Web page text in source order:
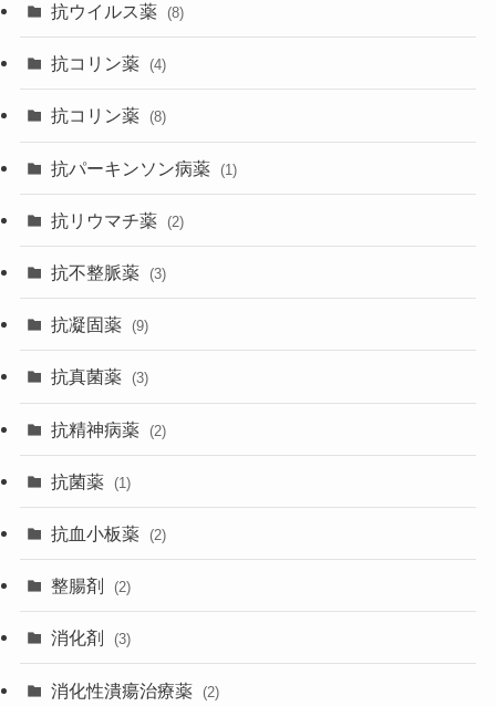
抗ウイルス薬 (8)
抗コリン薬 (4)
抗コリン薬 (8)
抗パーキンソン病薬 (1)
抗リウマチ薬 (2)
抗不整脈薬 (3)
抗凝固薬 (9)
抗真菌薬 (3)
抗精神病薬 (2)
抗菌薬 (1)
抗血小板薬 (2)
整腸剤 (2)
消化剤 (3)
消化性潰瘍治療薬 (2)